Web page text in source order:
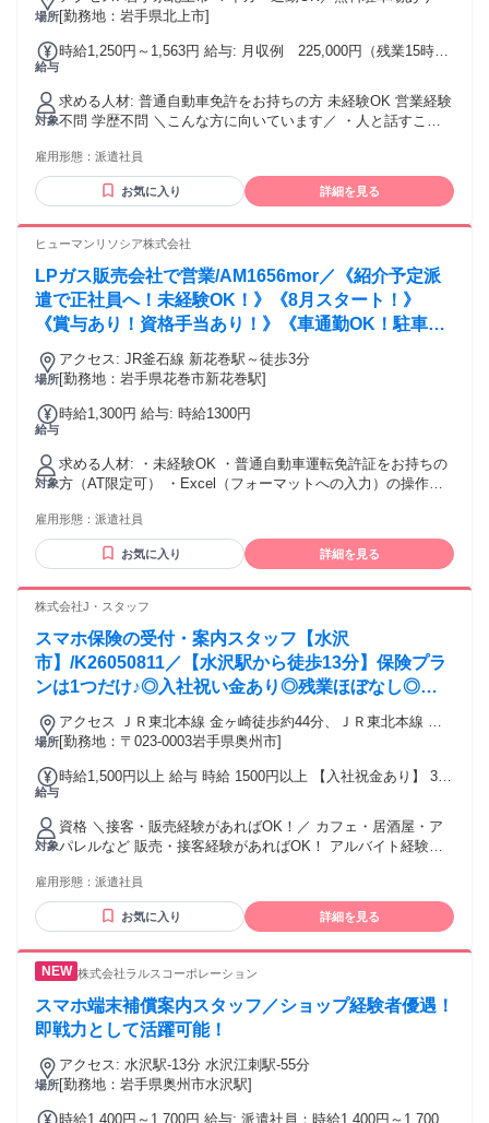
場所[勤務地：岩手県北上市]
給与
時給1,250円～1,563円 給与: 月収例 225,000円（残業15時間
対象
求める人材: 普通自動車免許をお持ちの方 未経験OK 営業経験
不問 学歴不問 ＼こんな方に向いています／ ・人と話すこと
・未経験だけど営業に興味がある
雇用形態： 派遣社員
お気に入り 詳細を見る
ヒューマンリソシア株式会社
LPガス販売会社で営業/AM1656mor／《紹介予定派
遣で正社員へ！未経験OK！》《8月スタート！》
《賞与あり！資格手当あり！》《車通勤OK！駐車場
無料！》《残業ほぼナシ！》
場所
アクセス: JR釜石線 新花巻駅～徒歩3分
[勤務地：岩手県花巻市新花巻駅]
給与
時給1,300円 給与: 時給1300円
対象
求める人材: ・未経験OK ・普通自動車運転免許証をお持ちの
方（AT限定可） ・Excel（フォーマットへの入力）の操作が
雇用形態： 派遣社員
お気に入り 詳細を見る
株式会社J・スタッフ
スマホ保険の受付・案内スタッフ【水沢
市】/K26050811／【水沢駅から徒歩13分】保険プラ
ンは1つだけ♪◎入社祝い金あり◎残業ほぼなし◎未
経験歓迎◎20～30代活躍中◎週払いOK
場所
アクセス ＪＲ東北本線 金ヶ崎徒歩約44分、ＪＲ東北本線 水
沢徒歩約58分、ＪＲ東北本線 六原徒歩約88分 JR東北本線 水
[勤務地：〒023-0003岩手県奥州市]
給与
時給1,500円以上 給与 時給 1500円以上 【入社祝金あり】 3か
給します。 ※詳細条件は面談時にご説明します。 交通費：交
通費支給 交通費支給（当社規定による） ・公共交通機関利用
の場合：実費支給 ・車通勤の場合：ガソリン代支給（距離に
応じて規定あり）
対象
資格 ＼接客・販売経験があればOK！／ カフェ・居酒屋・ア
パレルなど 販売・接客経験があればOK！ アルバイト経験だ
・シンプルな仕事がしたい ・販売経験を活かしたい ・高時給
でしっかり稼ぎたい ▼職場について ・20～30代スタッフが中
心に活躍中
雇用形態： 派遣社員
お気に入り 詳細を見る
株式会社ラルスコーポレーション
スマホ端末補償案内スタッフ／ショップ経験者優遇！
即戦力として活躍可能！
場所
アクセス: 水沢駅-13分 水沢江刺駅-55分
[勤務地：岩手県奥州市水沢駅]
時給1,400円～1,700円 給与: 派遣社員：時給1,400円～1,700円